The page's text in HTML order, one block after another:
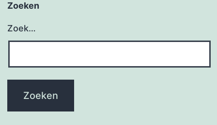
Zoeken
Zoek…